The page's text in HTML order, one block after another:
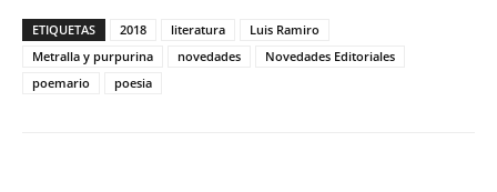
ETIQUETAS 2018 literatura
Luis Ramiro
Metralla y purpurina
novedades
Novedades Editoriales
poemario
poesia